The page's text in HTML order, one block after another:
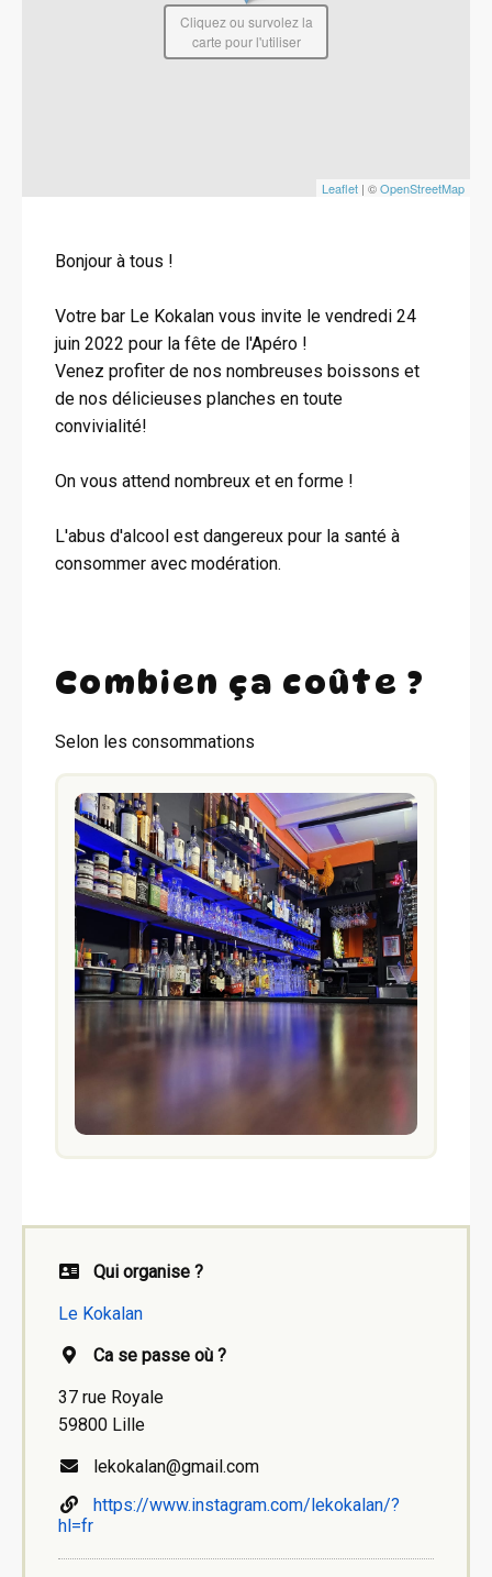
Leaflet | ©OpenStreetMap
Cliquez ou survolez la
carte pour l'utiliser
Bonjour à tous !
Votre bar Le Kokalan vous invite le vendredi 24
juin 2022 pour la fête de l'Apéro !
Venez profiter de nos nombreuses boissons et
de nos délicieuses planches en toute
convivialité!
On vous attend nombreux et en forme !
L'abus d'alcool est dangereux pour la santé à
consommer avec modération.
Combien ça coûte ?
Selon les consommations
Qui organise ?
Le Kokalan
Ca se passe où ?
37 rue Royale
59800 Lille
lekokalan@gmail.com
https://www.instagram.com/lekokalan/?
hl=fr